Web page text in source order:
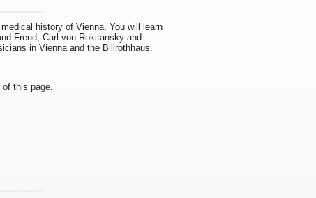
history of Vienna. You will learn
Freud, Carl von Rokitansky and
in Vienna and the Billrothhaus.
this page.